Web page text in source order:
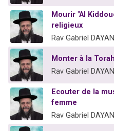
Mourir "Al
religieux
Rav Gabriel
Monter à la
Rav Gabriel
Ecouter de la
femme
Rav Gabriel